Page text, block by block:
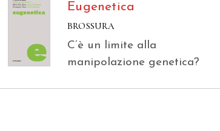
Eugenetica
BROSSURA
C’è un limite alla
manipolazione genetica?